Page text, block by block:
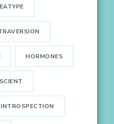
HORMONES
INTROSPECTION